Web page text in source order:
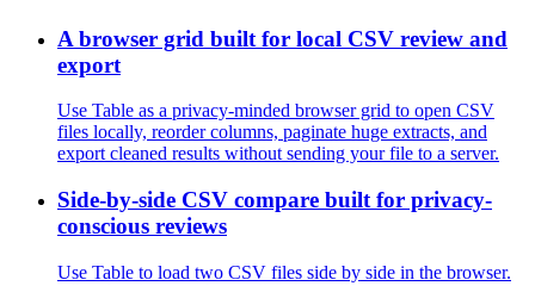
A browser grid built for local CSV review and
export
Use Table as a privacy-minded browser grid to open CSV
files locally, reorder columns, paginate huge extracts, and
export cleaned results without sending your file to a server.
Side-by-side CSV compare built for privacy-
conscious reviews
Use Table to load two CSV files side by side in the browser.